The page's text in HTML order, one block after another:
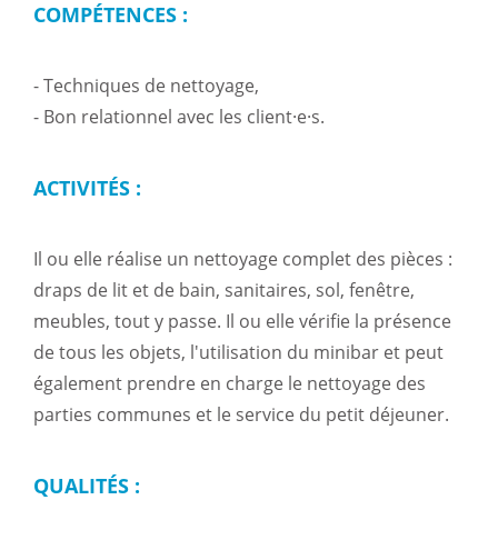
COMPÉTENCES :
- Techniques de nettoyage,
- Bon relationnel avec les client·e·s.
ACTIVITÉS :
Il ou elle réalise un nettoyage complet des pièces :
draps de lit et de bain, sanitaires, sol, fenêtre,
meubles, tout y passe. Il ou elle vérifie la présence
de tous les objets, l'utilisation du minibar et peut
également prendre en charge le nettoyage des
parties communes et le service du petit déjeuner.
QUALITÉS :